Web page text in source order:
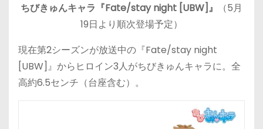
ちびきゅんキャラ『Fate/stay night [UBW]』
（5月
19日より順次登場予定）
現在第2シーズンが放送中の『Fate/stay night
[UBW]』からヒロイン3人がちびきゅんキャラに。全
高約6.5センチ（台座含む）。